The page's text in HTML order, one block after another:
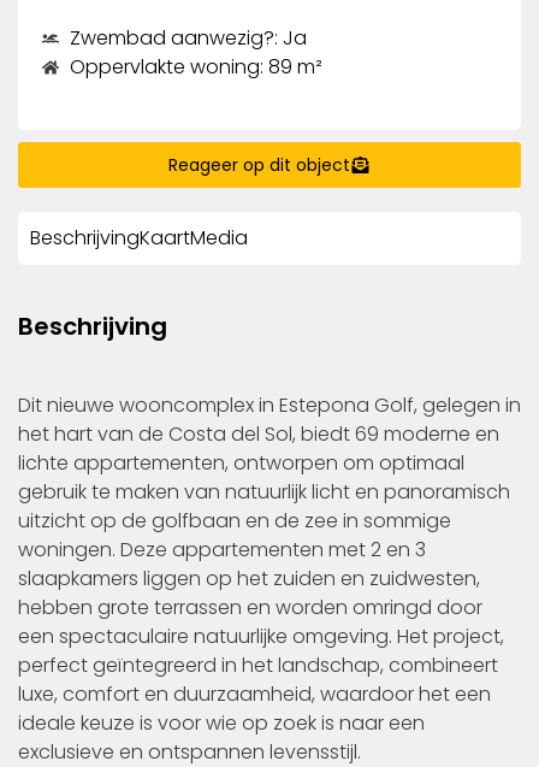
Zwembad aanwezig?: Ja
Oppervlakte woning: 89 m²
Reageer op dit object
BeschrijvingKaartMedia
Beschrijving
Dit nieuwe wooncomplex in Estepona Golf, gelegen in
het hart van de Costa del Sol, biedt 69 moderne en
lichte appartementen, ontworpen om optimaal
gebruik te maken van natuurlijk licht en panoramisch
uitzicht op de golfbaan en de zee in sommige
woningen. Deze appartementen met 2 en 3
slaapkamers liggen op het zuiden en zuidwesten,
hebben grote terrassen en worden omringd door
een spectaculaire natuurlijke omgeving. Het project,
perfect geïntegreerd in het landschap, combineert
luxe, comfort en duurzaamheid, waardoor het een
ideale keuze is voor wie op zoek is naar een
exclusieve en ontspannen levensstijl.